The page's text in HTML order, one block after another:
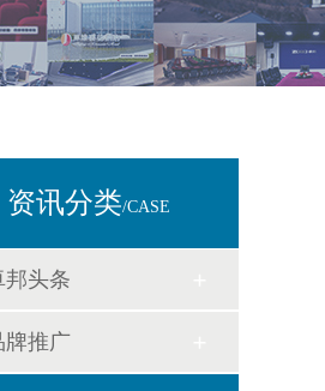
资讯分类/CASE
邦头条
牌推广